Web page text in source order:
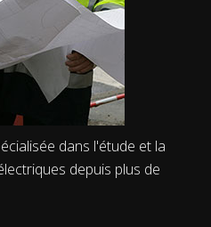
dans l'étude et la
depuis plus de